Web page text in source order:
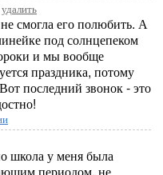
удалить
смогла его полюбить. А
под солнцепеком
и мы вообще
праздника, потому
последний звонок - это
школа у меня была